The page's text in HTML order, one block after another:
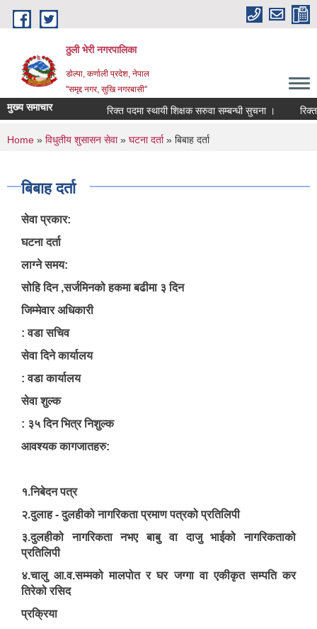
Skip to main content
ठुली भेरी नगरपालिका
डाेल्पा, कर्णाली प्रदेश, नेपाल
''समृद्द नगर, सुखि नगरबासी''
मुख्य समाचार रिक्त पदमा स्थायी शिक्षक सरुवा सम्बन्धी सुचना । रिक्त
You are here
Home » विधुतीय शुसासन सेवा» घटना दर्ता» बिबाह दर्ता
बिबाह दर्ता
सेवा प्रकार:
घटना दर्ता
लाग्ने समय:
सोहि दिन ,सर्जमिनको हकमा बढीमा ३ दिन
जिम्मेवार अधिकारी
: वडा सचिव
सेवा दिने कार्यालय
: वडा कार्यालय
सेवा शुल्क
: ३५ दिन भित्र निशुल्क
आवश्यक कागजातहरु:
१.निबेदन पत्र
२.दुलाह - दुलहीको नागरिकता प्रमाण पत्रको प्रतिलिपी
३.दुलहीको नागरिकता नभए बाबु वा दाजु भाईको नागरिकताको
प्रतिलिपी
४.चालु आ.व.सम्मको मालपोत र घर जग्गा वा एकीकृत सम्पति कर
तिरेको रसिद
प्रक्रिया